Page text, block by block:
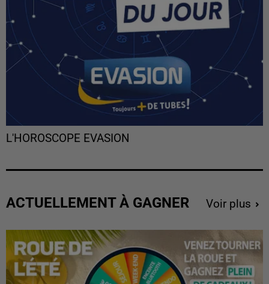
L'HOROSCOPE EVASION
ACTUELLEMENT À GAGNER Voir plus